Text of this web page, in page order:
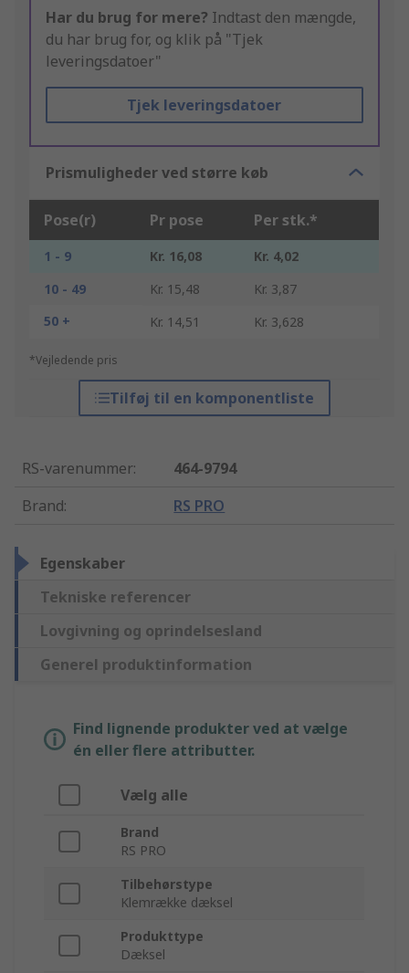
Har du brug for mere? Indtast den mængde,
du har brug for, og klik på "Tjek
leveringsdatoer"
Tjek leveringsdatoer
Prismuligheder ved større køb
Pose(r) Pr pose Per stk.*
1 - 9 Kr. 16,08
Kr. 4,02
10 - 49
Kr. 15,48
Kr. 3,87
50 +
Kr. 14,51 Kr. 3,628
*Vejledende pris
Tilføj til en komponentliste
RS-varenummer:
464-9794
Brand: RS PRO
Egenskaber
Tekniske referencer
Lovgivning og oprindelsesland
Generel produktinformation
Find lignende produkter ved at vælge
én eller flere attributter.
Vælg alle
Brand
RS PRO
Tilbehørstype
Klemrække dæksel
Produkttype
Dæksel